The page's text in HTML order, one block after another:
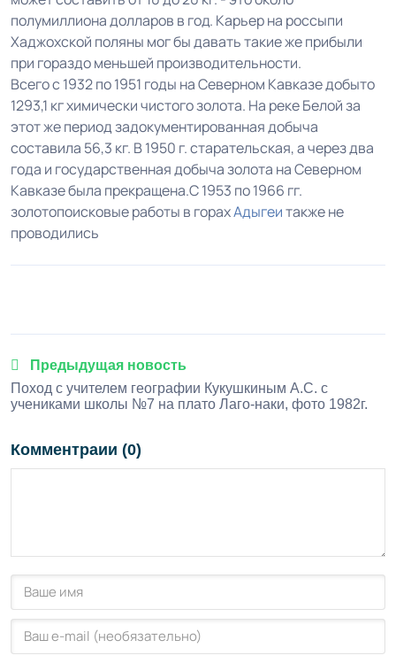
полумиллиона долларов в год. Карьер на россыпи
Хаджохской поляны мог бы давать такие же прибыли
при гораздо меньшей производительности.
Всего с 1932 по 1951 годы на Северном Кавказе добыто
1293,1 кг химически чистого золота. На реке Белой за
этот же период задокументированная добыча
составила 56,3 кг. В 1950 г. старательская, а через два
года и государственная добыча золота на Северном
Кавказе была прекращена.С 1953 по 1966 гг.
золотопоисковые работы в горахАдыгеитакже не
проводились
Предыдущая новость
Поход с учителем географии Кукушкиным А.С. с
учениками школы №7 на плато Лаго-наки, фото 1982г.
Комментраии (0)